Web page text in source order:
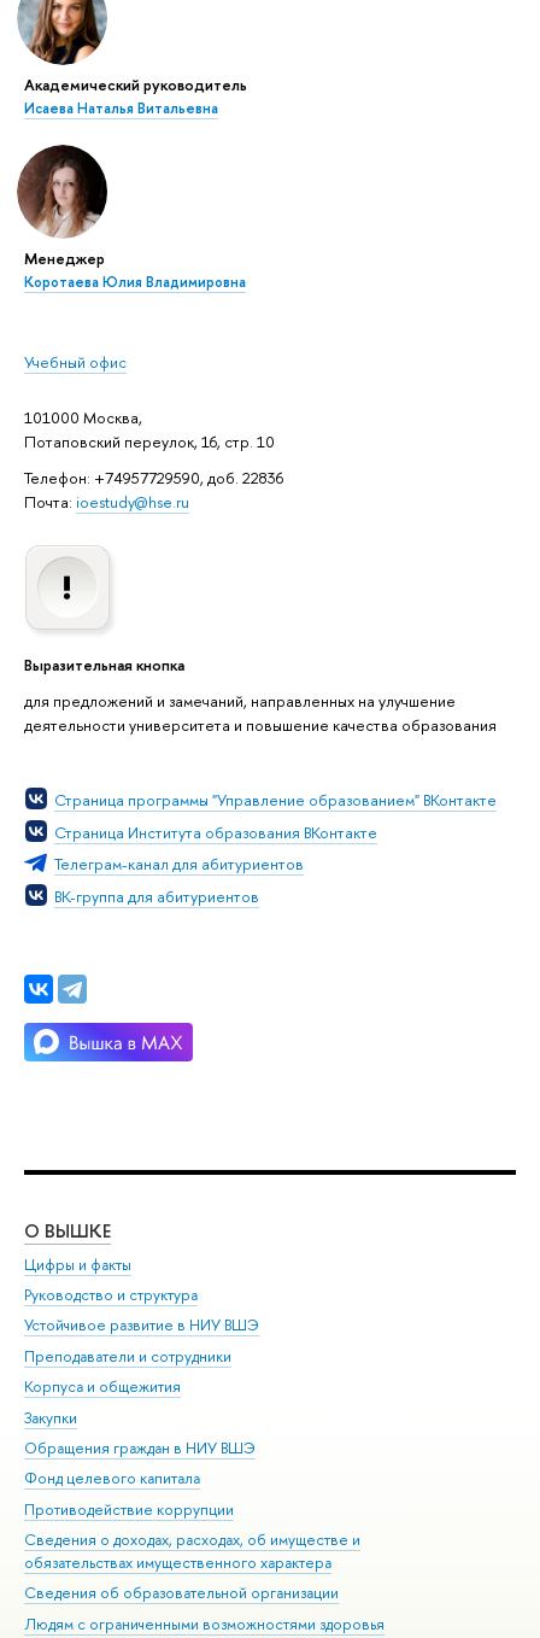
Академический руководитель
Исаева Наталья Витальевна
Менеджер
Коротаева Юлия Владимировна
Учебный офис
101000 Москва,
Потаповский переулок, 16, стр. 10
Телефон: +74957729590, доб. 22836
Почта: ioestudy@hse.ru
Выразительная кнопка
для предложений и замечаний, направленных на улучшение
деятельности университета и повышение качества образования
Страница программы "Управление образованием" ВКонтакте
Страница Института образования ВКонтакте
Телеграм-канал для абитуриентов
ВК-группа для абитуриентов
О ВЫШКЕ
Цифры и факты
Руководство и структура
Устойчивое развитие в НИУ ВШЭ
Преподаватели и сотрудники
Корпуса и общежития
Закупки
Обращения граждан в НИУ ВШЭ
Фонд целевого капитала
Противодействие коррупции
Сведения о доходах, расходах, об имуществе и
обязательствах имущественного характера
Сведения об образовательной организации
Людям с ограниченными возможностями здоровья